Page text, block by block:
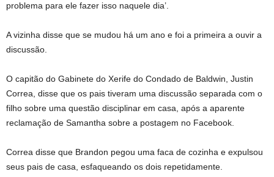
problema para ele fazer isso naquele dia’.
A vizinha disse que se mudou há um ano e foi a primeira a ouvir a
discussão.
O capitão do Gabinete do Xerife do Condado de Baldwin, Justin
Correa, disse que os pais tiveram uma discussão separada com o
filho sobre uma questão disciplinar em casa, após a aparente
reclamação de Samantha sobre a postagem no Facebook.
Correa disse que Brandon pegou uma faca de cozinha e expulsou
seus pais de casa, esfaqueando os dois repetidamente.